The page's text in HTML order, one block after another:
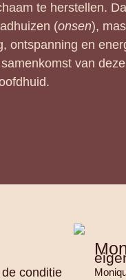
te herstellen.
(onsen),
ontspanning en
van
conditie